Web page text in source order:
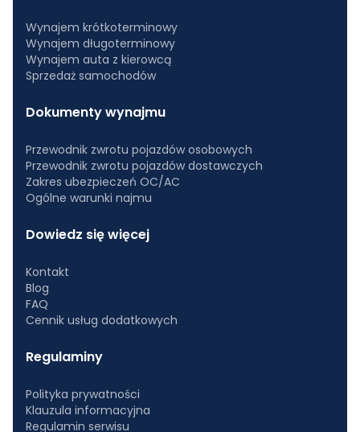
Wynajem krótkoterminowy
Wynajem długoterminowy
Wynajem auta z kierowcą
Sprzedaż samochodów
Dokumenty wynajmu
Przewodnik zwrotu pojazdów osobowych
Przewodnik zwrotu pojazdów dostawczych
Zakres ubezpieczeń OC/AC
Ogólne warunki najmu
Dowiedz się więcej
Kontakt
Blog
FAQ
Cennik usług dodatkowych
Regulaminy
Polityka prywatności
Klauzula informacyjna
Regulamin serwisu